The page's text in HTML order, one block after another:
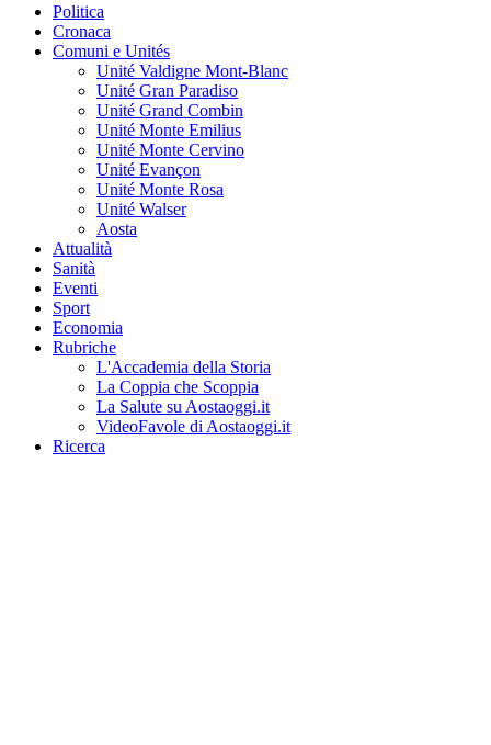
Politica
Cronaca
Comuni e Unités
Unité Valdigne Mont-Blanc
Unité Gran Paradiso
Unité Grand Combin
Unité Monte Emilius
Unité Monte Cervino
Unité Evançon
Unité Monte Rosa
Unité Walser
Aosta
Attualità
Sanità
Eventi
Sport
Economia
Rubriche
L'Accademia della Storia
La Coppia che Scoppia
La Salute su Aostaoggi.it
VideoFavole di Aostaoggi.it
Ricerca